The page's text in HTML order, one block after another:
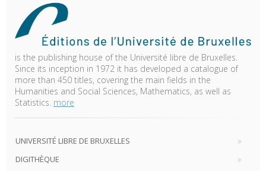
is the publishing house of the Université libre de Bruxelles.
Since its inception in 1972 it has developed a catalogue of
more than 450 titles, covering the main fields in the
Humanities and Social Sciences, Mathematics, as well as
Statistics. more
UNIVERSITÉ LIBRE DE BRUXELLES
DIGITHÈQUE